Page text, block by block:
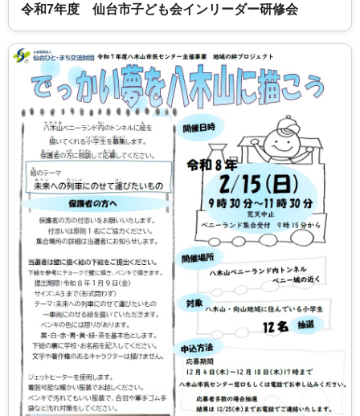
令和7年度 仙台市子ども会インリーダー研修会